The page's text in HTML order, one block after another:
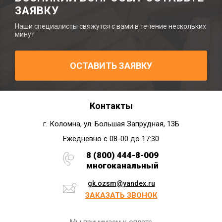
ЗАЯВКУ
Наши специалисты свяжутся с вами в течение нескольких
минут
ОСТАВИТЬ ЗАЯВКУ
Контакты
г. Коломна, ул. Большая Запрудная, 13Б
Ежедневно с 08-00 до 17:30
8 (800) 444-8-009
многоканальный
gk.ozsm@yandex.ru
ЗАКАЗАТЬ ЗВОНОК